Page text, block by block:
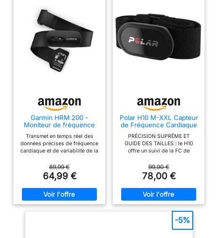
Garmin HRM 200 -
Moniteur de fréquence
Transmet en temps réel des
données précises de fréquence
cardiaque et de variabilité de la
montres connectées et
compteurs de vélo Garmin, aux
équipements tiers et aux
applications compatibles
Autonomie : jusqu’à 1 an (pile
remplaçable par l'utilisateur)
89,99 €
64,99 €
Polar H10 M-XXL Capteur
de Fréquence Cardiaque
Bluetooth & Ant+
PRÉCISION SUPRÊME ET
GUIDE DES TAILLES : le H10
offre un suivi de la FC de
62-74 cm, M-XXL 75-115 cm,
XXXL 116-155 cm (vendu
séparément). Entre deux tailles :
M–XXL pour le confort, XS–S
pour une coupe ajustée.
CONNECTIVITɠ: via Bluetooth,
connectées, applis (Peloton,
Strava, Nike) ou matériels
sportifs. Connexions Bluetooth
99,90 €
78,00 €
-5%